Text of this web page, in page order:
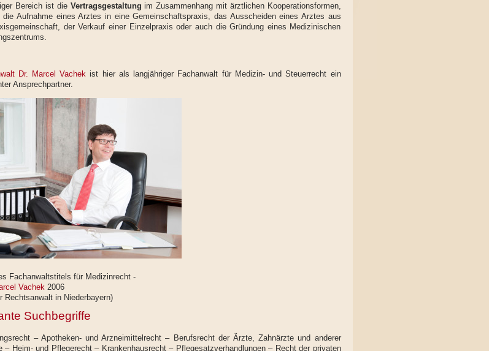
Bereich ist die Vertragsgestaltung im Zusammenhang mit ärztlichen Kooperationsformen,
Aufnahme eines Arztes in eine Gemeinschaftspraxis, das Ausscheiden eines Arztes aus
der Verkauf einer Einzelpraxis oder auch die Gründung eines Medizinischen
Dr. Marcel Vachek ist hier als langjähriger Fachanwalt für Medizin- und Steuerrecht ein
Ansprechpartner.
Fachanwaltstitels für Medizinrecht -
Vachek 2006
Rechtsanwalt in Niederbayern)
Suchbegriffe
– Apotheken- und Arzneimittelrecht – Berufsrecht der Ärzte, Zahnärzte und anderer
– Heim- und Pflegerecht – Krankenhausrecht – Pflegesatzverhandlungen – Recht der privaten